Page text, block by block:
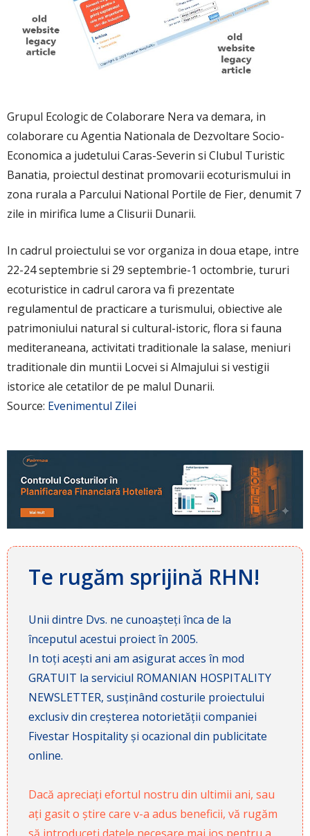
Grupul Ecologic de Colaborare Nera va demara, in
colaborare cu Agentia Nationala de Dezvoltare Socio-
Economica a judetului Caras-Severin si Clubul Turistic
Banatia, proiectul destinat promovarii ecoturismului in
zona rurala a Parcului National Portile de Fier, denumit 7
zile in mirifica lume a Clisurii Dunarii.
In cadrul proiectului se vor organiza in doua etape, intre
22-24 septembrie si 29 septembrie-1 octombrie, tururi
ecoturistice in cadrul carora va fi prezentate
regulamentul de practicare a turismului, obiective ale
patrimoniului natural si cultural-istoric, flora si fauna
mediteraneana, activitati traditionale la salase, meniuri
traditionale din muntii Locvei si Almajului si vestigii
istorice ale cetatilor de pe malul Dunarii.
Source: Evenimentul Zilei
Te rugăm sprijină RHN!
Unii dintre Dvs. ne cunoașteți înca de la
începutul acestui proiect în 2005.
In toți acești ani am asigurat acces în mod
GRATUIT la serviciul ROMANIAN HOSPITALITY
NEWSLETTER, susținând costurile proiectului
exclusiv din creșterea notorietății companiei
Fivestar Hospitality și ocazional din publicitate
online.
Dacă apreciați efortul nostru din ultimii ani, sau
ați gasit o știre care v-a adus beneficii, vă rugăm